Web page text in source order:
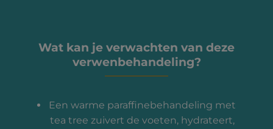
Wat kan je verwachten van deze
verwenbehandeling?
Een warme paraffinebehandeling met
tea tree zuivert de voeten, hydrateert,